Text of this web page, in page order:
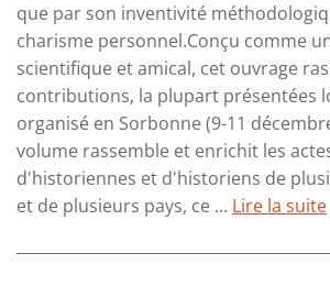
que par son inventivité
charisme personnel.Conçu comme
scientifique et amical, cet ouvrage
contributions, la plupart présentées
organisé en Sorbonne (9-11
volume rassemble et enrichit les
d'historiennes et d'historiens de
et de plusieurs pays, ce ... Lire la suite